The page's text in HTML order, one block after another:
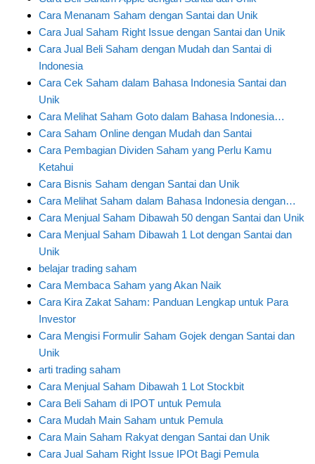
Cara Menanam Saham dengan Santai dan Unik
Cara Jual Saham Right Issue dengan Santai dan Unik
Cara Jual Beli Saham dengan Mudah dan Santai di
Indonesia
Cara Cek Saham dalam Bahasa Indonesia Santai dan
Unik
Cara Melihat Saham Goto dalam Bahasa Indonesia…
Cara Saham Online dengan Mudah dan Santai
Cara Pembagian Dividen Saham yang Perlu Kamu
Ketahui
Cara Bisnis Saham dengan Santai dan Unik
Cara Melihat Saham dalam Bahasa Indonesia dengan…
Cara Menjual Saham Dibawah 50 dengan Santai dan Unik
Cara Menjual Saham Dibawah 1 Lot dengan Santai dan
Unik
belajar trading saham
Cara Membaca Saham yang Akan Naik
Cara Kira Zakat Saham: Panduan Lengkap untuk Para
Investor
Cara Mengisi Formulir Saham Gojek dengan Santai dan
Unik
arti trading saham
Cara Menjual Saham Dibawah 1 Lot Stockbit
Cara Beli Saham di IPOT untuk Pemula
Cara Mudah Main Saham untuk Pemula
Cara Main Saham Rakyat dengan Santai dan Unik
Cara Jual Saham Right Issue IPOt Bagi Pemula